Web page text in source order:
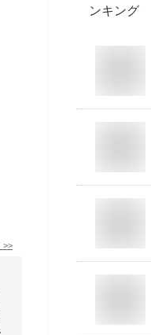
>>
ンキング